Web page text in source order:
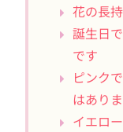
花の長
誕生日
です
ピンク
はあり
イエロ